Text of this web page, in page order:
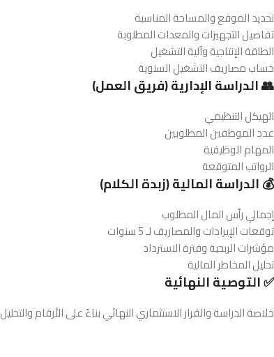
تحديد الموقع والمساحة المناسبة
تفاصيل التجهيزات والمعدات المطلوبة
الطاقة الإنتاجية وآلية التشغيل
حساب مصاريف التشغيل السنوية
👥 الدراسة الإدارية (فريق العمل)
الهيكل التنظيمي
عدد الموظفين المطلوبين
المهام الوظيفية
الرواتب المتوقعة
💰 الدراسة المالية (زبدة الكلام)
إجمالي رأس المال المطلوب
توقعات الإيرادات والمصاريف لـ 5 سنوات
مؤشرات الربحية وفترة الاسترداد
تحليل المخاطر المالية
✅ التوصية النهائية
خلاصة الدراسة والقرار الاستثماري النهائي بناءً على الأرقام